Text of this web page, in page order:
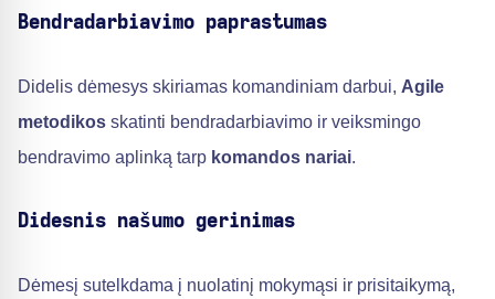
Bendradarbiavimo paprastumas
Didelis dėmesys skiriamas komandiniam darbui, Agile
metodikos skatinti bendradarbiavimo ir veiksmingo
bendravimo aplinką tarp komandos nariai.
Didesnis našumo gerinimas
Dėmesį sutelkdama į nuolatinį mokymąsi ir prisitaikymą,